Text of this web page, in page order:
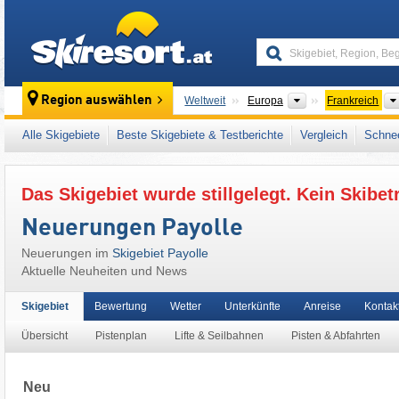
Region auswählen Weltweit Europa Kontinente
Frankreich
Dieses Skigebiet liegt auch in: Zentral-/
Europäische Union
Alle Skigebiete Beste Skigebiete & Testberichte Vergleich
Das Skigebiet wurde stillgelegt. Kein
Neuerungen Payolle
Neuerungen im Skigebiet Payolle
Aktuelle Neuheiten und News
Skigebiet
Übersicht Pistenplan Lifte & Seilbahnen Pisten & Abfahrten
Bewertung Wetter Unterkünfte Anreise
Neu